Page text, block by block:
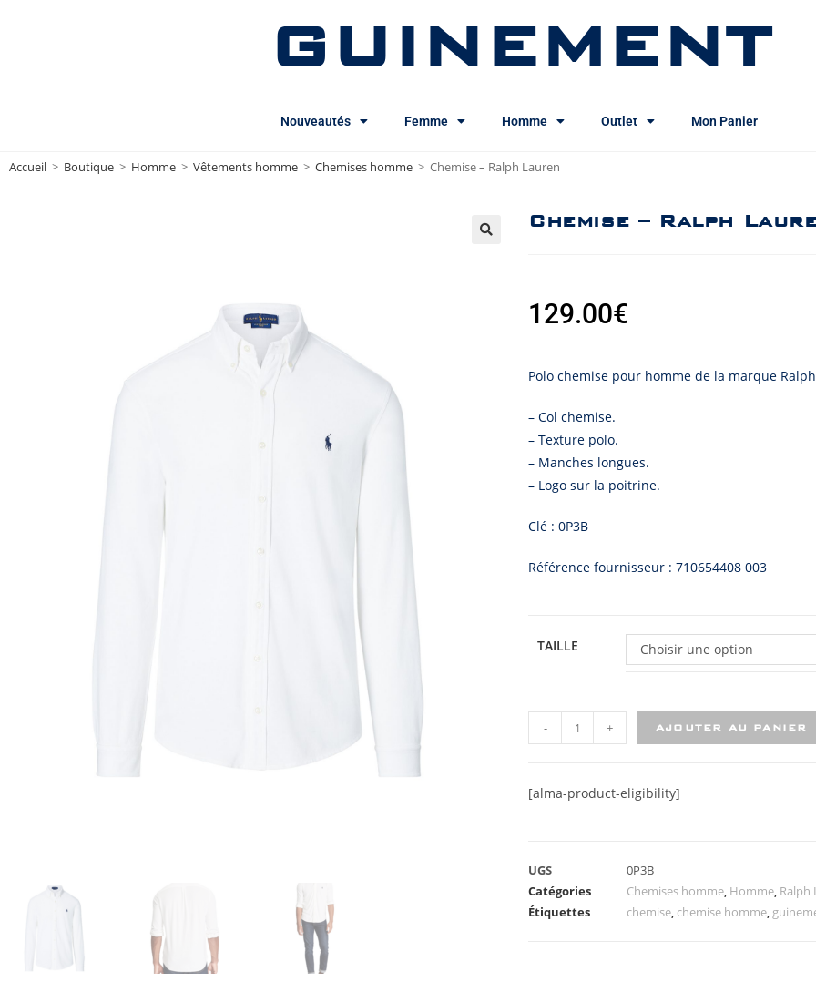
GUINEMENT
Nouveautés Femme Homme Outlet Mon Panier
Accueil > Boutique > Homme > Vêtements homme > Chemises homme > Chemise – Ralph Lauren
Chemise – Ralph
129.00€
Polo chemise pour homme de la marque
– Col chemise.
– Texture polo.
– Manches longues.
– Logo sur la poitrine.
Clé : 0P3B
Référence fournisseur : 710654408 003
TAILLE Choisir une option
- + AJOUTER AU PANIER
[alma-product-eligibility]
UGS
0P3B
Catégories
Chemises homme, Homme, Ralph
Étiquettes
chemise, chemise homme,